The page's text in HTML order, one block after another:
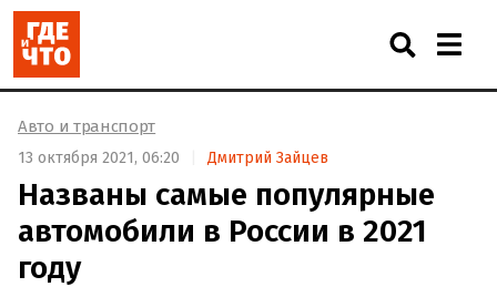
Авто и транспорт
13 октября 2021, 06:20 Дмитрий Зайцев
Названы самые популярные
автомобили в России в 2021
году